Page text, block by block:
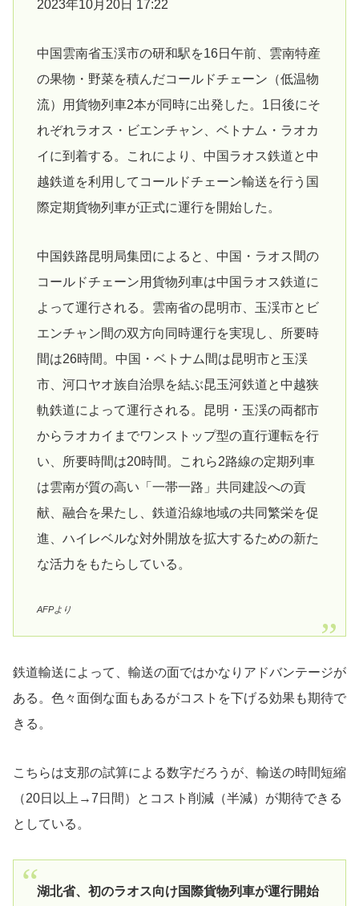
2023年10月20日 17:22
中国雲南省玉渓市の研和駅を16日午前、雲南特産
の果物・野菜を積んだコールドチェーン（低温物
流）用貨物列車2本が同時に出発した。1日後にそ
れぞれラオス・ビエンチャン、ベトナム・ラオカ
イに到着する。これにより、中国ラオス鉄道と中
越鉄道を利用してコールドチェーン輸送を行う国
際定期貨物列車が正式に運行を開始した。
中国鉄路昆明局集団によると、中国・ラオス間の
コールドチェーン用貨物列車は中国ラオス鉄道に
よって運行される。雲南省の昆明市、玉渓市とビ
エンチャン間の双方向同時運行を実現し、所要時
間は26時間。中国・ベトナム間は昆明市と玉渓
市、河口ヤオ族自治県を結ぶ昆玉河鉄道と中越狭
軌鉄道によって運行される。昆明・玉渓の両都市
からラオカイまでワンストップ型の直行運転を行
い、所要時間は20時間。これら2路線の定期列車
は雲南が質の高い「一帯一路」共同建設への貢
献、融合を果たし、鉄道沿線地域の共同繁栄を促
進、ハイレベルな対外開放を拡大するための新た
な活力をもたらしている。
AFPより
鉄道輸送によって、輸送の面ではかなりアドバンテージが
ある。色々面倒な面もあるがコストを下げる効果も期待で
きる。
こちらは支那の試算による数字だろうが、輸送の時間短縮
（20日以上→7日間）とコスト削減（半減）が期待できる
としている。
湖北省、初のラオス向け国際貨物列車が運行開始